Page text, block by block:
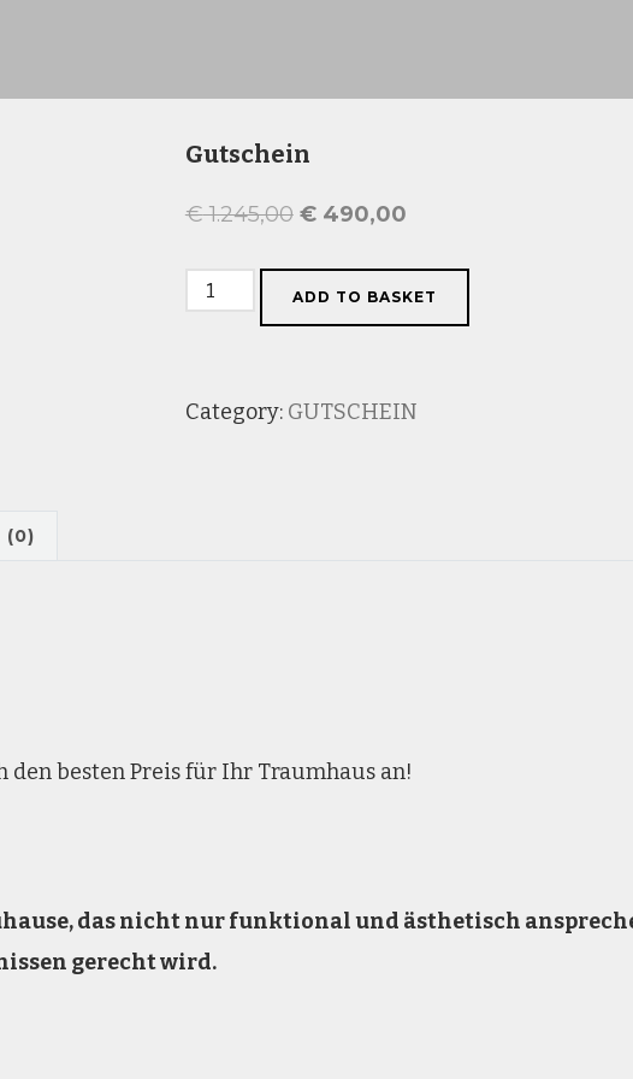
Gutschein
€1.245,00 Original
was:
€490,00Current
is:
Gutschein
quantity
ADD TO BASKET
Category: GUTSCHEIN
(0)
den besten Preis für Ihr Traumhaus an!
das nicht nur funktional und ästhetisch
gerecht wird.